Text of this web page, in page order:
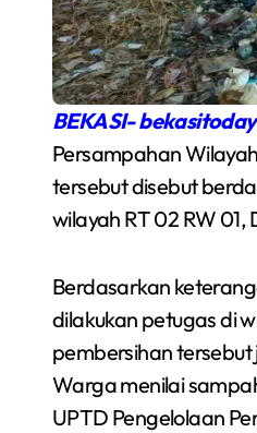
BEKASI-
Persampahan
tersebut disebut
wilayah RT 02 RW
Berdasarkan
dilakukan petugas di
pembersihan
Warga menilai
UPTD Pengelolaan
Gowes
Inisiasi
Ride
Redaksi Bekasi